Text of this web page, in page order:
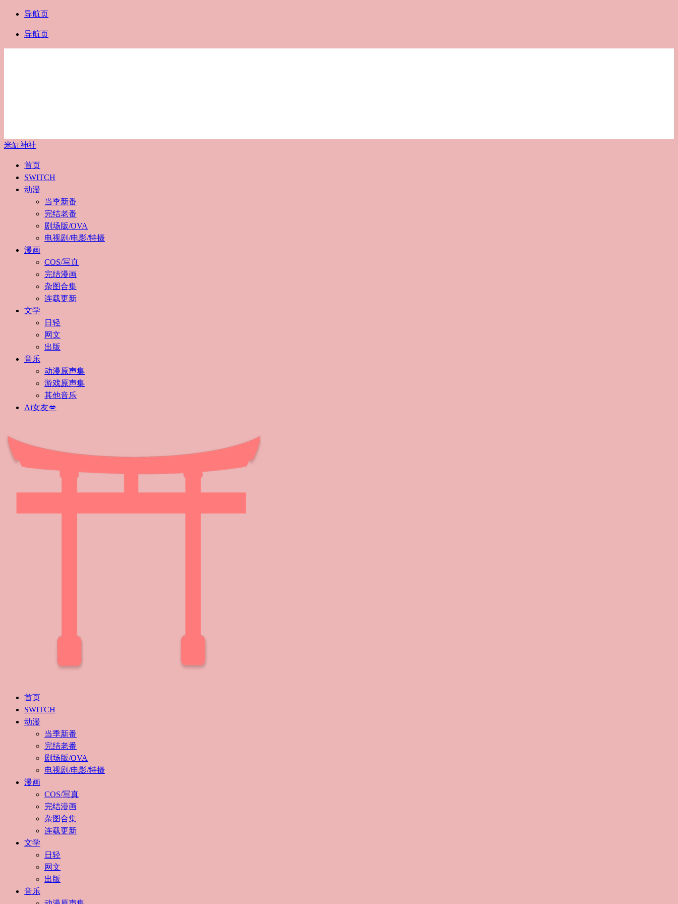
导航页
导航页
米缸神社
首页
SWITCH
动漫
当季新番
完结老番
剧场版/OVA
电视剧/电影/特摄
漫画
COS/写真
完结漫画
杂图合集
连载更新
文学
日轻
网文
出版
音乐
动漫原声集
游戏原声集
其他音乐
Ai女友💋
首页
SWITCH
动漫
当季新番
完结老番
剧场版/OVA
电视剧/电影/特摄
漫画
COS/写真
完结漫画
杂图合集
连载更新
文学
日轻
网文
出版
音乐